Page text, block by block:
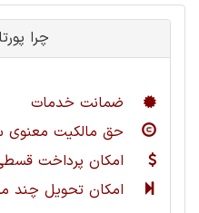
چرا
ضمانت خدمات
حق مالکیت معنوی
امکان پرداخت
امکان تحویل چند